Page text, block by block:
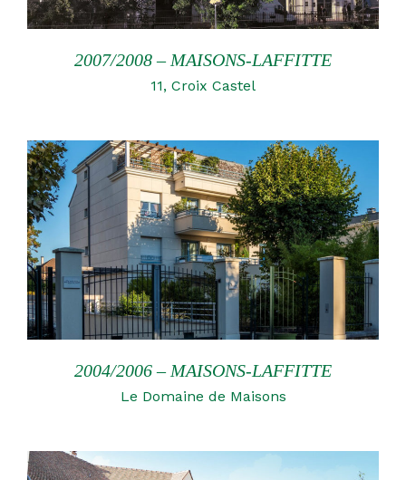
2007/2008 – MAISONS-LAFFITTE
11, Croix Castel
2004/2006 – MAISONS-LAFFITTE
Le Domaine de Maisons